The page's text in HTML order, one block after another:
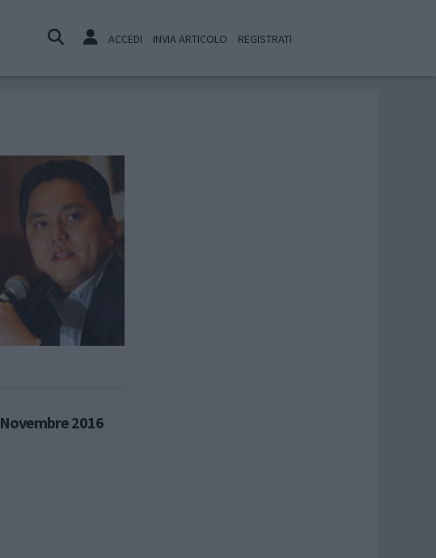
ACCEDI INVIA ARTICOLO REGISTRATI
2016